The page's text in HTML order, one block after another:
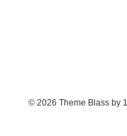
© 2026 Theme Blass by